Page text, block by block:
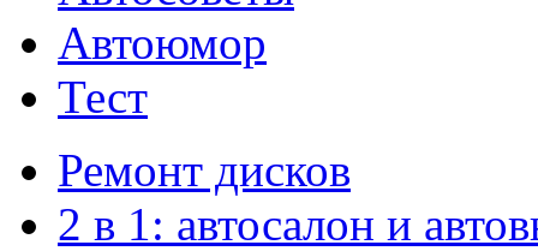
Автоюмор
Тест
Ремонт дисков
2 в 1: автосалон и